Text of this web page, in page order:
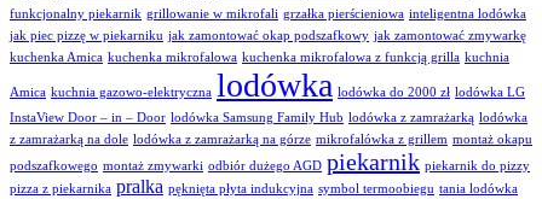
funkcjonalny piekarnik grillowanie w mikrofali grzałka pierścieniowa inteligentna lodówka
jak piec pizzę w piekarniku jak zamontować okap podszafkowy jak zamontować zmywarkę
kuchenka Amica kuchenka mikrofalowa kuchenka mikrofalowa z funkcją grilla kuchnia
Amica kuchnia gazowo-elektryczna lodówka lodówka do 2000 zł lodówka LG
InstaView Door – in – Door lodówka Samsung Family Hub lodówka z zamrażarką lodówka
z zamrażarką na dole lodówka z zamrażarką na górze mikrofalówka z grillem montaż okapu
podszafkowego montaż zmywarki odbiór dużego AGD piekarnik piekarnik do pizzy
pizza z piekarnika pralka pęknięta płyta indukcyjna symbol termoobiegu tania lodówka